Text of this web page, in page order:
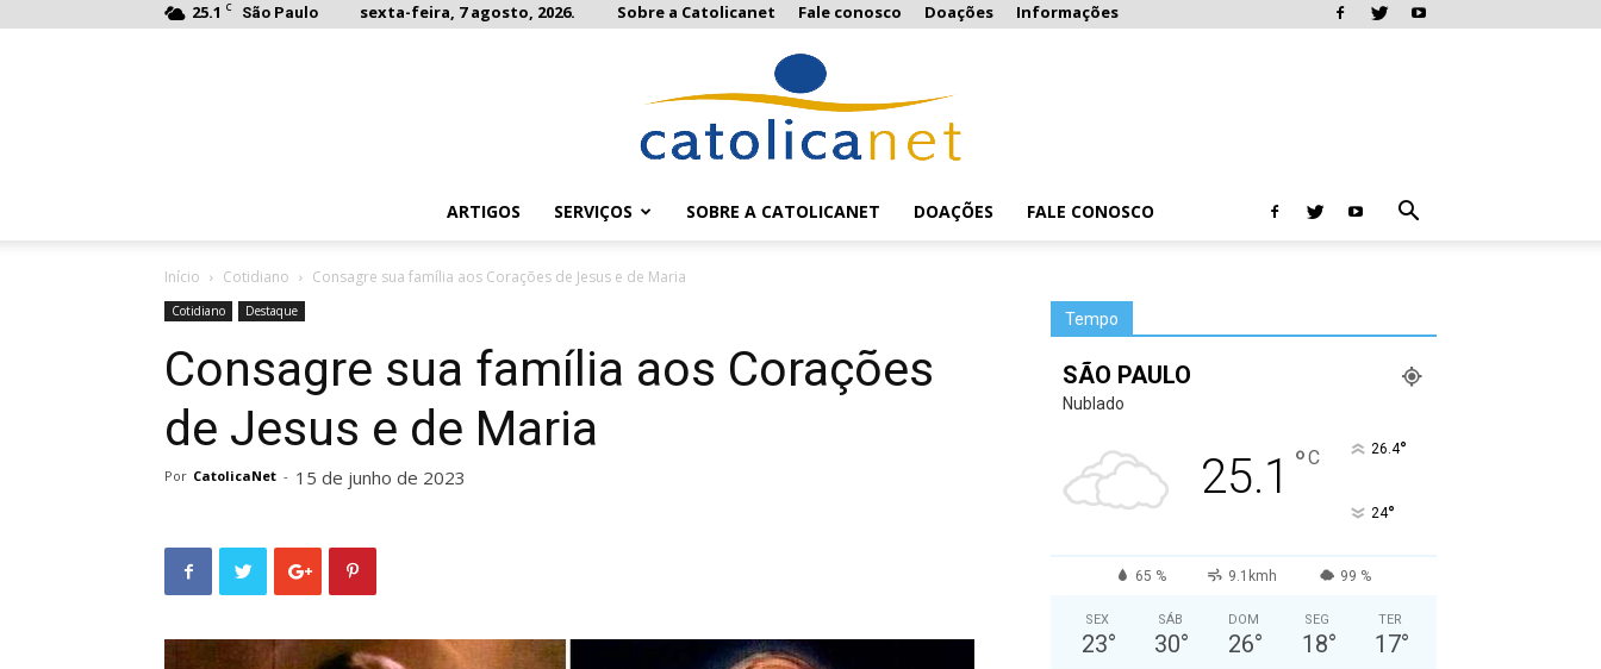
25.1 C São Paulo sexta-feira, 7 agosto, 2026. Sobre a Catolicanet Fale conosco Doações Informações
ARTIGOS SERVIÇOS SOBRE A CATOLICANET DOAÇÕES FALE CONOSCO
Início Cotidiano Consagre sua família aos Corações de Jesus e de Maria
Cotidiano Destaque
Consagre sua família aos Corações
de Jesus e de Maria
Por CatolicaNet - 15 de junho de 2023
Tempo
SÃO PAULO
Nublado
25.1 °C 26.4°
24°
65 % 9.1kmh 99 %
SEX
23°
SÁB
30°
DOM
26°
SEG
18°
TER
17°